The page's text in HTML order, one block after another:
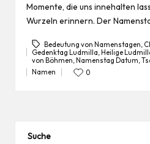
Momente, die uns innehalten
Wurzeln erinnern. Der
Tags:
Bedeutung von Namenstagen
Gedenktag Ludmilla Heilige
von Böhmen Namenstag Datum
Posted
Namen 0
Suche